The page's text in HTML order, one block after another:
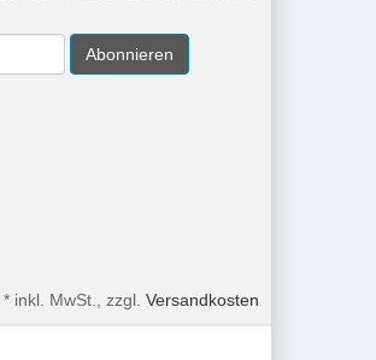
Abonnieren
* inkl. MwSt., zzgl. Versandkosten